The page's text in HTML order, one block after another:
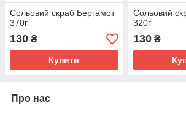
Сольовий скраб Бергамот
370г
130 ₴
Купити
Сольовий
320г
130₴
Про нас